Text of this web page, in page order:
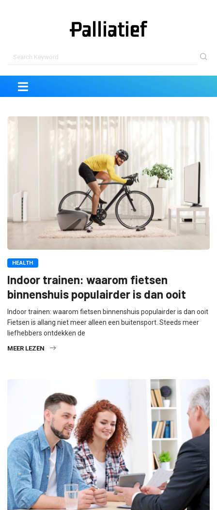
HEALTH
Indoor trainen: waarom fietsen
binnenshuis populairder is dan ooit
Indoor trainen: waarom fietsen binnenshuis populairder is dan ooit
Fietsen is allang niet meer alleen een buitensport. Steeds meer
liefhebbers ontdekken de
MEER LEZEN